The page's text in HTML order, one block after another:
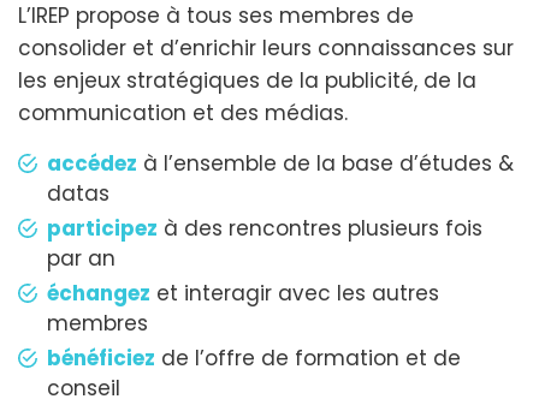
L’IREP propose à tous ses membres de
consolider et d’enrichir leurs connaissances sur
les enjeux stratégiques de la publicité, de la
communication et des médias.
accédez à l’ensemble de la base d’études &
datas
participez à des rencontres plusieurs fois
par an
échangez et interagir avec les autres
membres
bénéficiez de l’offre de formation et de
conseil